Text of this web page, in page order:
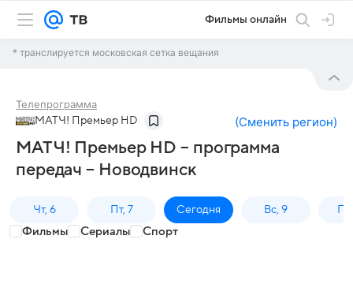
Фильмы онлайн
* транслируется московская сетка вещания
Телепрограмма
МАТЧ! Премьер HD (Сменить регион)
МАТЧ! Премьер HD – программа
передач – Новодвинск
Чт, 6 Пт, 7 Сегодня Вс, 9
Фильмы Сериалы Спорт